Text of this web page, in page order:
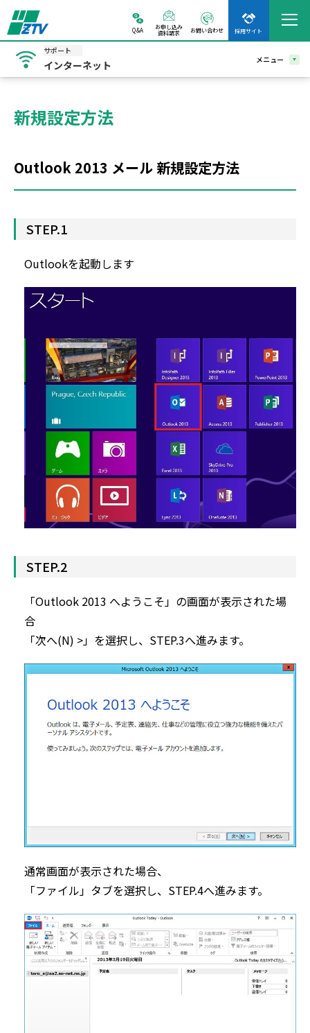
Q&A
お申し込み
資料請求
お問い合わせ 採用サイト
サポート
インターネット メニュー
新規設定方法
Outlook 2013 メール 新規設定方法
STEP.1
Outlookを起動します
STEP.2
「Outlook 2013 へようこそ」の画面が表示された場
合
「次へ(N) >」を選択し、STEP.3へ進みます。
通常画面が表示された場合、
「ファイル」タブを選択し、STEP.4へ進みます。